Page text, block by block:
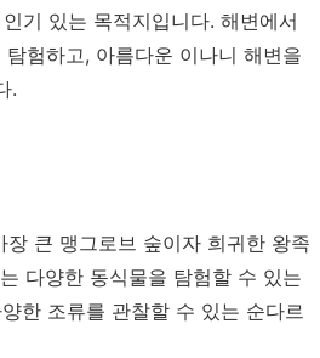
기 있는 목적지입니다. 해변에서
험하고, 아름다운 이나니 해변을
.
큰 맹그로브 숲이자 희귀한 왕족
다양한 동식물을 탐험할 수 있는
한 조류를 관찰할 수 있는 순다르